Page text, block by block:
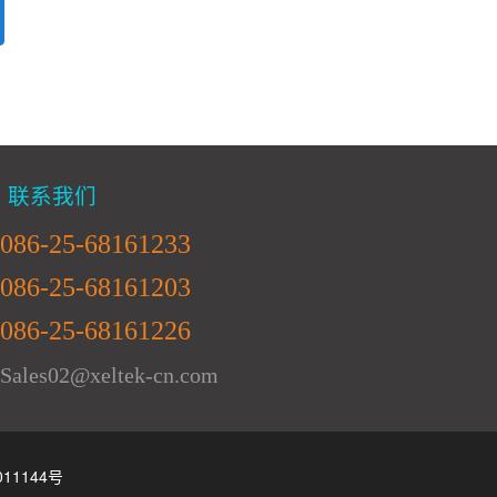
联系我们
086-25-68161233
086-25-68161203
086-25-68161226
Sales02@xeltek-cn.com
号